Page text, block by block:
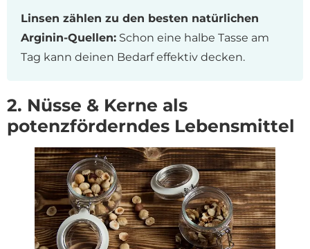
Linsen zählen zu den besten natürlichen
Arginin-Quellen: Schon eine halbe Tasse am
Tag kann deinen Bedarf effektiv decken.
2. Nüsse & Kerne als
potenzförderndes Lebensmittel